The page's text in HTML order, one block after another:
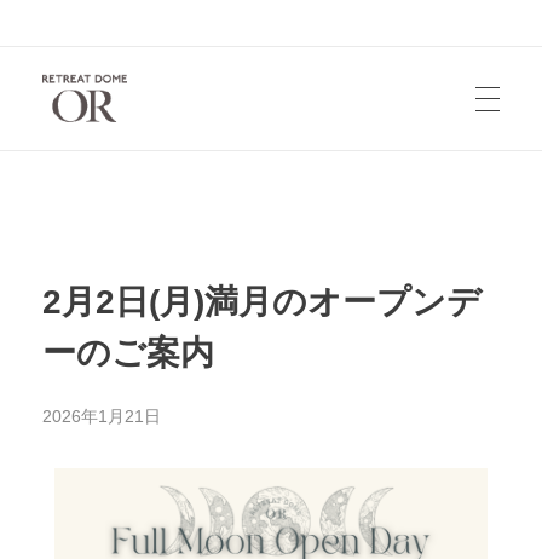
2月2日(月)満月のオープンデ
ーのご案内
2026年1月21日